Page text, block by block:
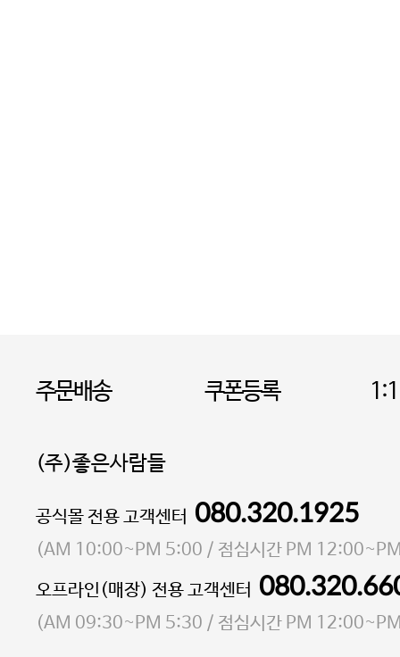
주문배송 쿠폰등록
(주)좋은사람들
대표 이성현,박영환| 개인정보관리책임자 김상현
소재지 서울특별시 마포구 마포대로4다길 41 마포
통신판매업 신고번호 2023-서울마포-3931호
사업자등록번호 105-81-58242
공식몰 전용 고객센터 080.320.1925
(AM 10:00~PM 5:00 / 점심시간 PM
오프라인(매장) 전용 고객센터
(AM 09:30~PM 5:30 / 점심시간 PM